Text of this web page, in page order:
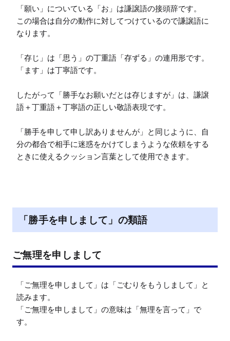
「願い」についている「お」は謙譲語の接頭辞です。
この場合は自分の動作に対してつけているので謙譲語に
なります。
「存じ」は「思う」の丁重語「存ずる」の連用形です。
「ます」は丁寧語です。
したがって「勝手なお願いだとは存じますが」は、謙譲
語＋丁重語＋丁寧語の正しい敬語表現です。
「勝手を申して申し訳ありませんが」と同じように、自
分の都合で相手に迷惑をかけてしまうような依頼をする
ときに使えるクッション言葉として使用できます。
「勝手を申しまして」の類語
ご無理を申しまして
「ご無理を申しまして」は「ごむりをもうしまして」と
読みます。
「ご無理を申しまして」の意味は「無理を言って」で
す。